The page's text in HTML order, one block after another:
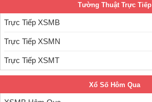
Tường Thuật Trực Tiếp
Trực Tiếp XSMB
Trực Tiếp XSMN
Trực Tiếp XSMT
Xổ Số Hôm Qua